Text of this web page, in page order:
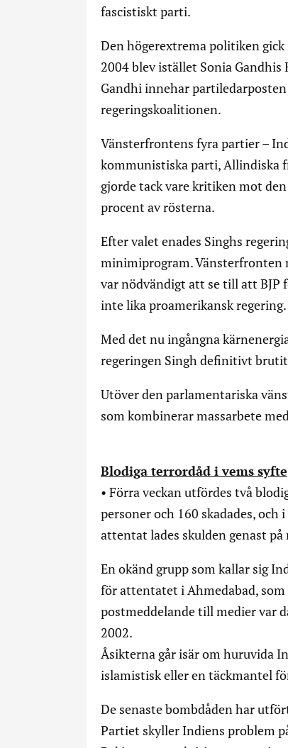
fascistiskt parti.
Den högerextrema politiken
2004 blev istället Sonia
Gandhi innehar
regeringskoalitionen.
Vänsterfrontens fyra partier –
kommunistiska parti, Allindiska
gjorde tack vare kritiken mot
procent av rösterna.
Efter valet enades Singhs
minimiprogram. Vänsterfronten
var nödvändigt att se till att BJP
inte lika proamerikansk regering.
Med det nu ingångna
regeringen Singh definitivt
Utöver den parlamentariska
som kombinerar massarbete
Blodiga terrordåd i vems syfte
• Förra veckan utfördes två
personer och 160 skadades, och
attentat lades skulden genast
En okänd grupp som kallar sig
för attentatet i Ahmedabad,
postmeddelande till medier var
2002.
Åsikterna går isär om huruvida
islamistisk eller en täckmantel
De senaste bombdåden har
Partiet skyller Indiens problem